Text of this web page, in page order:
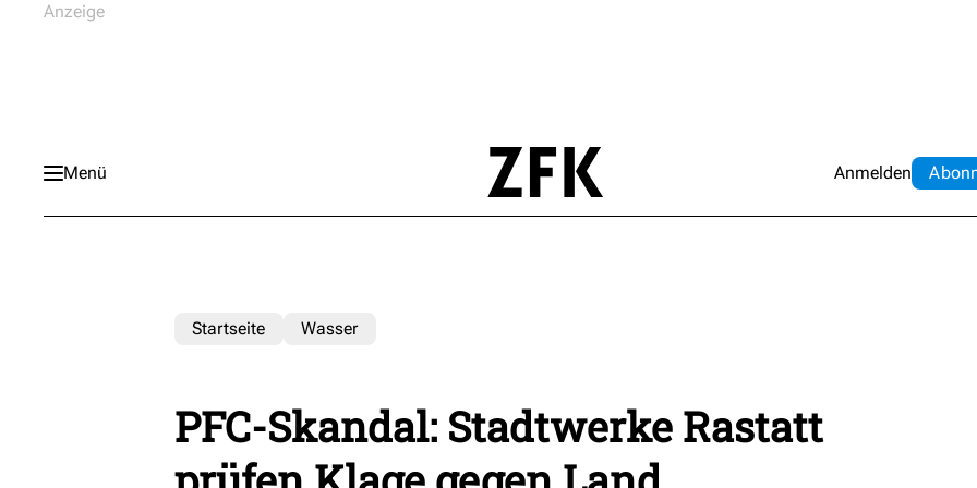
Menü Anmelden Abo
Startseite Wasser
PFC-Skandal: Stadtwerke Rastatt